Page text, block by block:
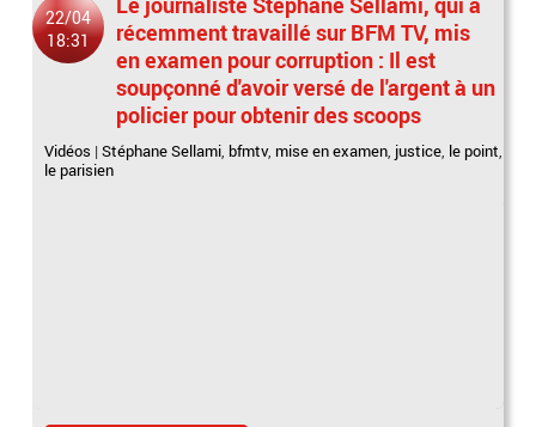
22/04
18:31
récemment travaillé sur BFM TV, mis
en examen pour corruption : Il est
soupçonné d'avoir versé de l'argent à un
policier pour obtenir des scoops
Vidéos |Stéphane Sellami, bfmtv, mise en examen, justice, le point,
le parisien